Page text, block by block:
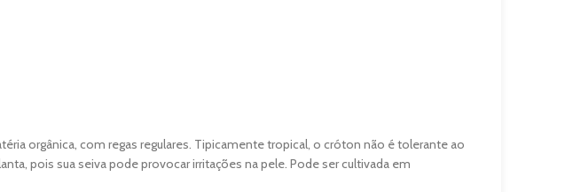
orgânica, com regas regulares. Tipicamente tropical, o cróton não é tolerante ao
pois sua seiva pode provocar irritações na pele. Pode ser cultivada em